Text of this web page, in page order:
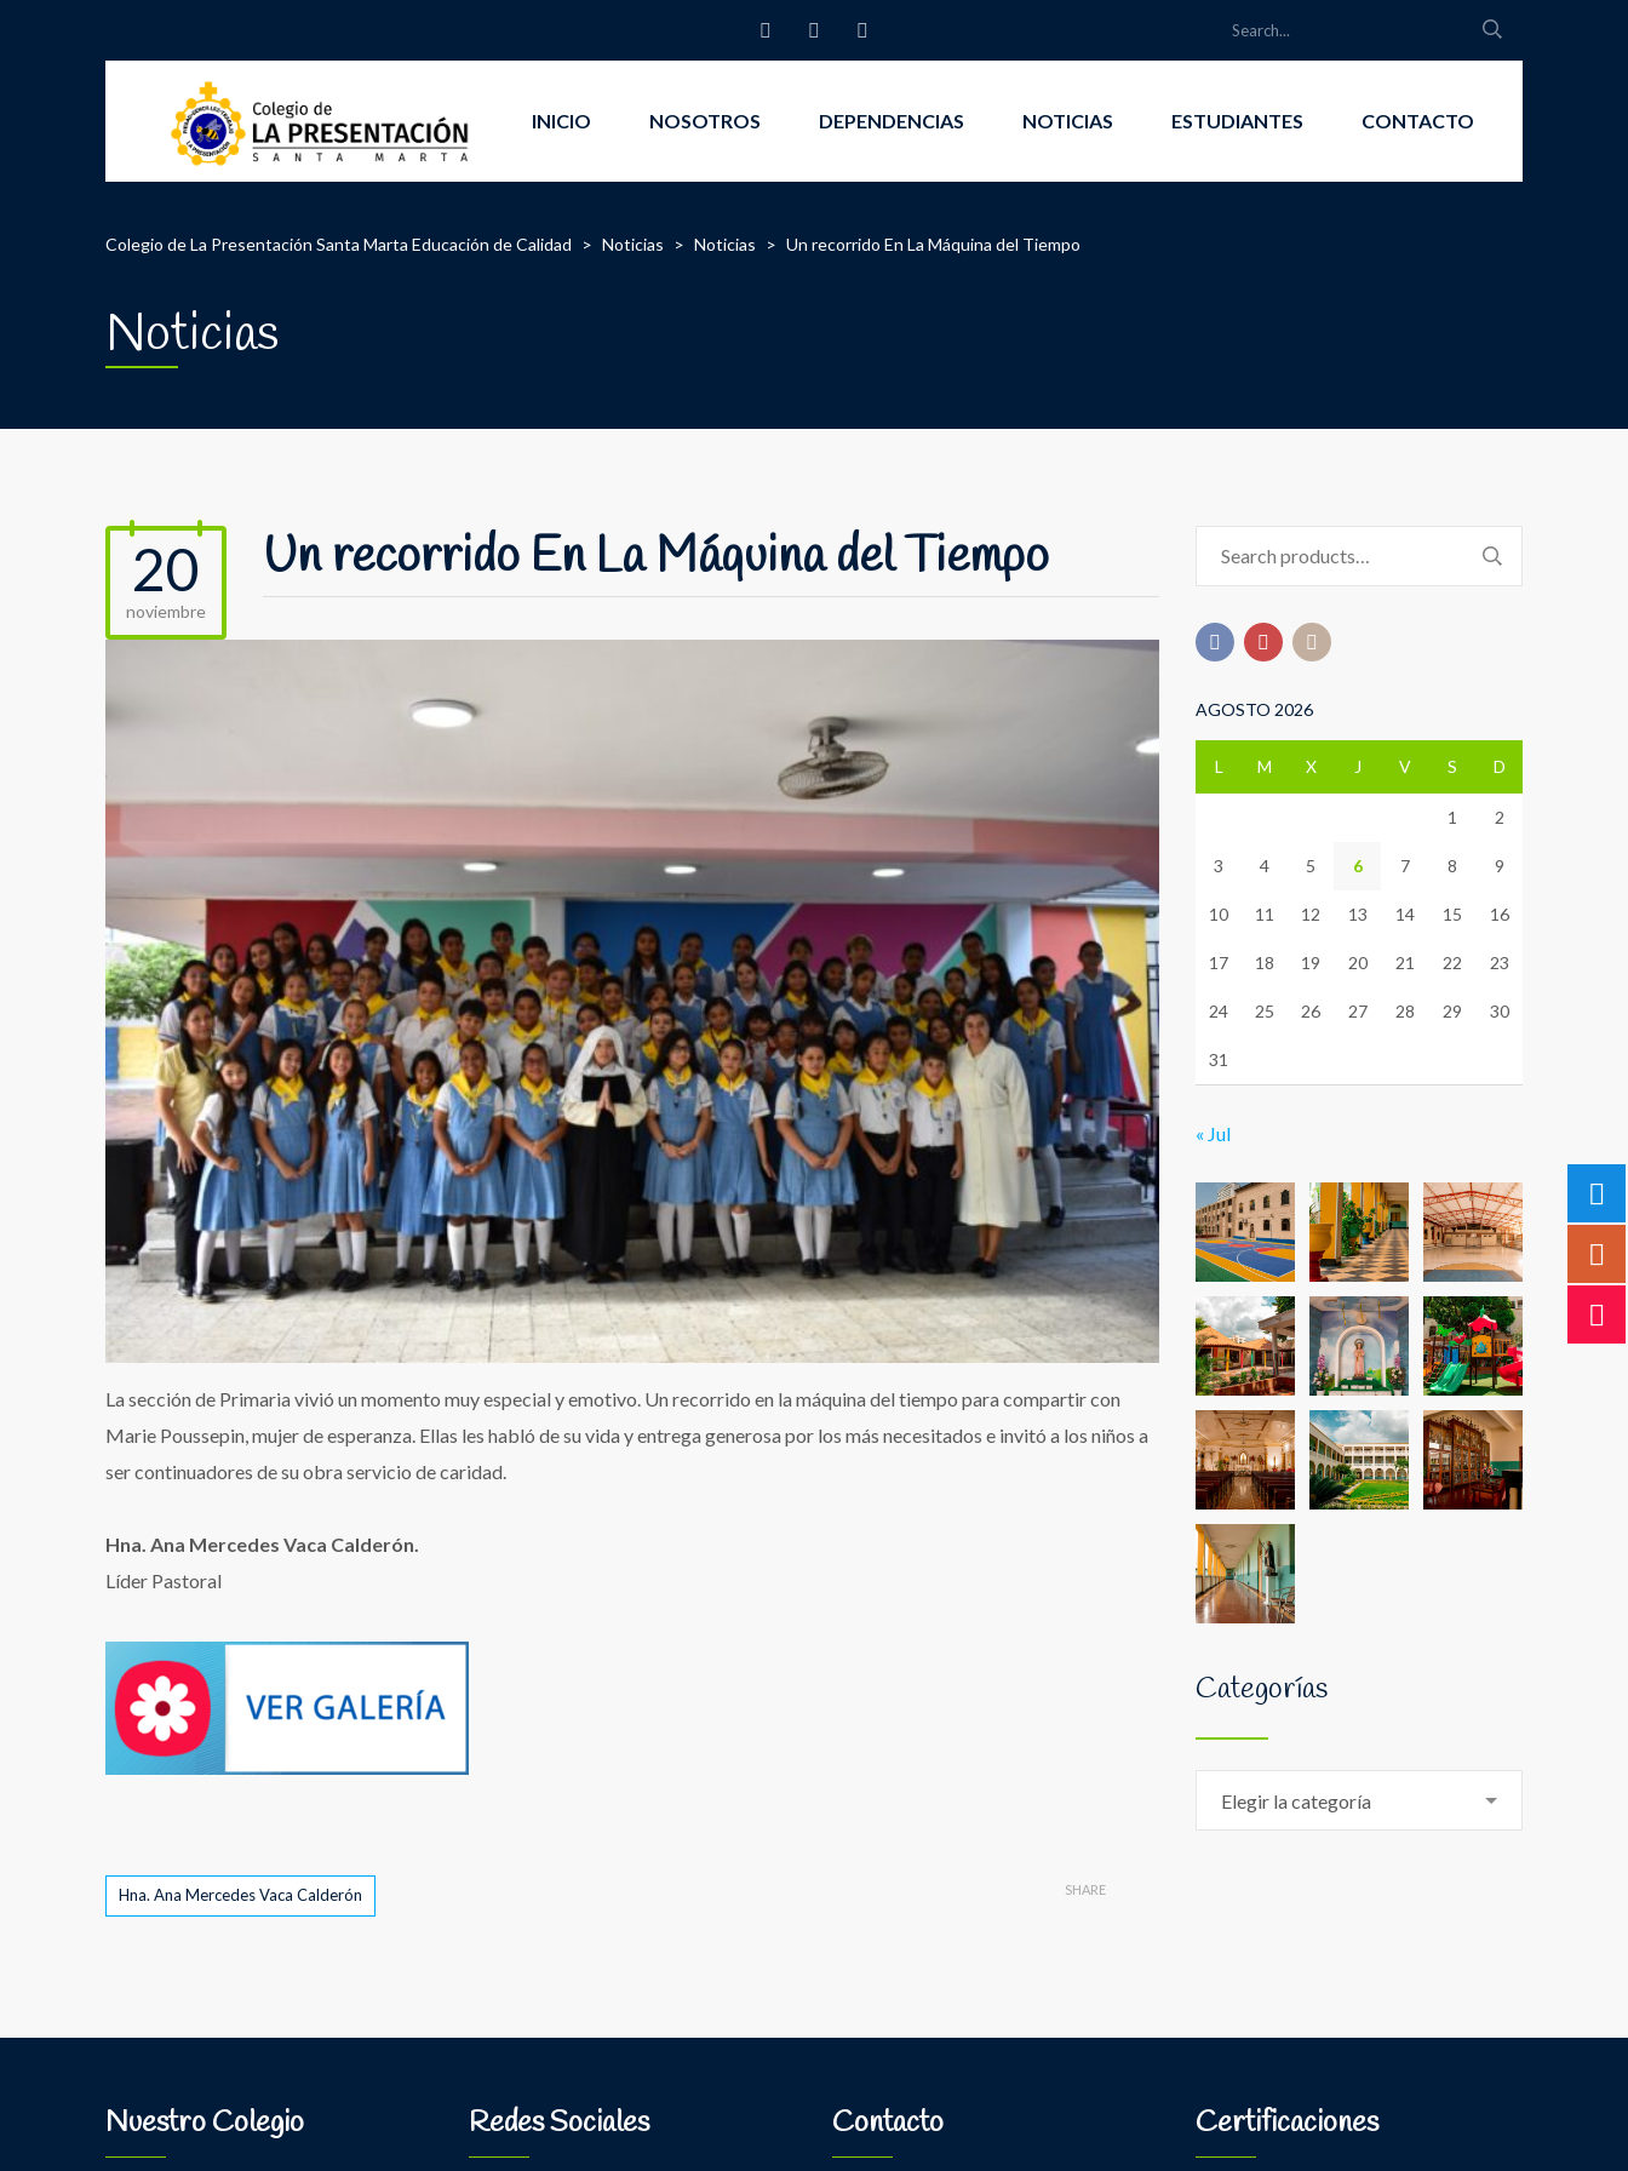
INICIO NOSOTROS DEPENDENCIAS NOTICIAS ESTUDIANTES CONTACTO
Colegio de La Presentación Santa Marta Educación de Calidad > Noticias > Noticias > Un recorrido En La Máquina del Tiempo
Noticias
20
noviembre
Un recorrido En La Máquina del Tiempo
La sección de Primaria vivió un momento muy especial y emotivo. Un recorrido en la máquina del tiempo para compartir con
Marie Poussepin, mujer de esperanza. Ellas les habló de su vida y entrega generosa por los más necesitados e invitó a los niños a
ser continuadores de su obra servicio de caridad.
Hna. Ana Mercedes Vaca Calderón.
Líder Pastoral
Tags
Hna. Ana Mercedes Vaca Calderón SHARE
for:
AGOSTO 2026
L M X J V S D
1 2
3 4 5 6 7 8 9
10 11 12 13 14 15 16
17 18 19 20 21 22 23
24 25 26 27 28 29 30
31
« Jul
Categorías
Elegir la categoría
Nuestro Colegio Redes Sociales Contacto Certificaciones